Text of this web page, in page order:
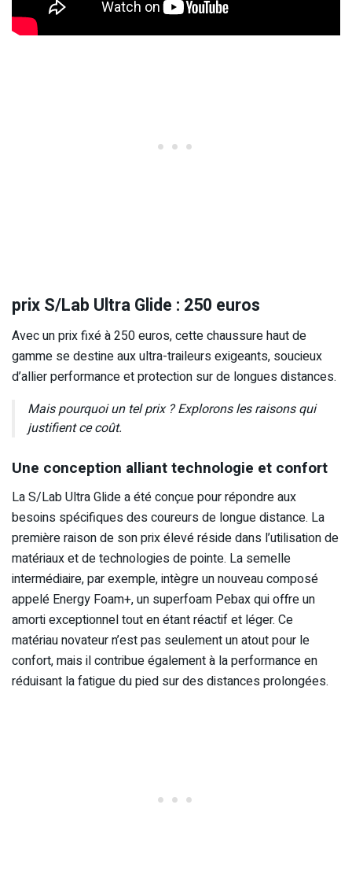
prix S/Lab Ultra Glide : 250 euros
Avec un prix fixé à 250 euros, cette chaussure haut de
gamme se destine aux ultra-traileurs exigeants, soucieux
d’allier performance et protection sur de longues distances.
Mais pourquoi un tel prix ? Explorons les raisons qui
justifient ce coût.
Une conception alliant technologie et confort
La S/Lab Ultra Glide a été conçue pour répondre aux
besoins spécifiques des coureurs de longue distance. La
première raison de son prix élevé réside dans l’utilisation de
matériaux et de technologies de pointe. La semelle
intermédiaire, par exemple, intègre un nouveau composé
appelé Energy Foam+, un superfoam Pebax qui offre un
amorti exceptionnel tout en étant réactif et léger. Ce
matériau novateur n’est pas seulement un atout pour le
confort, mais il contribue également à la performance en
réduisant la fatigue du pied sur des distances prolongées.